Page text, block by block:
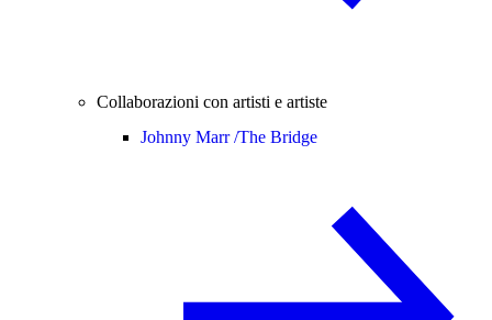
Collaborazioni con artisti e artiste
Johnny Marr /The Bridge